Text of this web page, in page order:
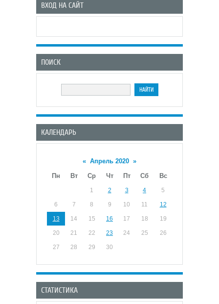
ВХОД НА САЙТ
ПОИСК
КАЛЕНДАРЬ
« Апрель 2020 »
Пн
Вт Ср Чт Пт Сб Вс
1 2 3 4 5
6 7 8 9 10 11 12
13 14 15 16 17 18 19
20 21 22 23 24 25 26
27 28 29 30
СТАТИСТИКА